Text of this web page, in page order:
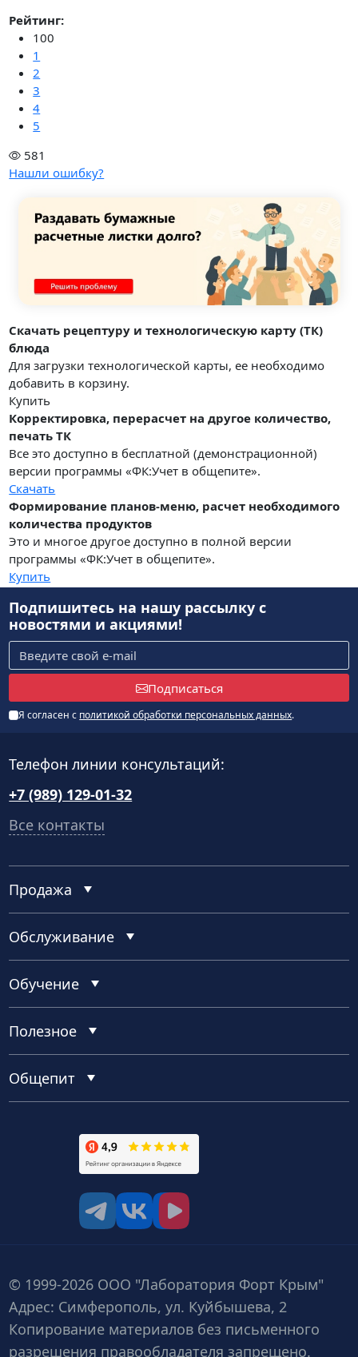
Рейтинг:
100
1
2
3
4
5
581
Нашли ошибку?
Скачать рецептуру и технологическую карту (ТК)
блюда
Для загрузки технологической карты, ее необходимо
добавить в корзину.
Купить
Корректировка, перерасчет на другое количество,
печать ТК
Все это доступно в бесплатной (демонстрационной)
версии программы «ФК:Учет в общепите».
Скачать
Формирование планов-меню, расчет необходимого
количества продуктов
Это и многое другое доступно в полной версии
программы «ФК:Учет в общепите».
Купить
Подпишитесь на нашу рассылкус
новостями и акциями!
Подписаться
Я согласен с политикой обработки персональных данных.
Телефон линии консультаций:
+7 (989) 129-01-32
Все контакты
Продажа
Обслуживание
Обучение
Полезное
Общепит
© 1999-2026 ООО "Лаборатория Форт Крым"
Адрес: Симферополь, ул. Куйбышева, 2
Копирование материалов без письменного
разрешения правообладателя запрещено.